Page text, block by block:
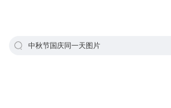
中秋节国庆同一天图片